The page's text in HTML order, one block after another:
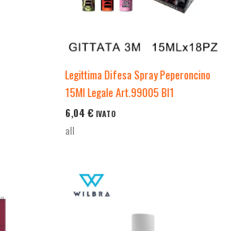
Legittima Difesa Spray Peperoncino
15Ml Legale Art.99005 Bl1
6,04 € IVATO
all